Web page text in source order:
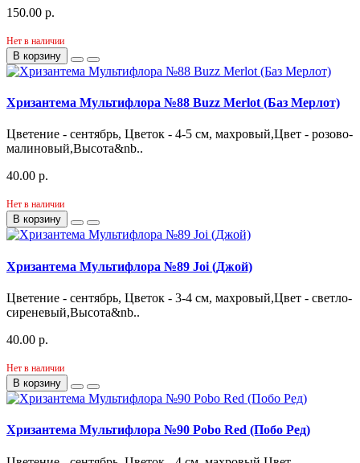
150.00 р.
Нет в наличии
В корзину
Хризантема Мультифлора №88 Buzz Merlot (Баз Мерлот)
Цветение - сентябрь, Цветок - 4-5 см, махровый,Цвет - розово-
малиновый,Высота&nb..
40.00 р.
Нет в наличии
В корзину
Хризантема Мультифлора №89 Joi (Джой)
Цветение - сентябрь, Цветок - 3-4 см, махровый,Цвет - светло-
сиреневый,Высота&nb..
40.00 р.
Нет в наличии
В корзину
Хризантема Мультифлора №90 Pobo Red (Побо Ред)